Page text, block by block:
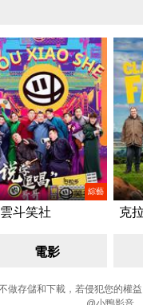
綜藝
斗笑社
克
電影
做存儲和下載，若侵犯您的權